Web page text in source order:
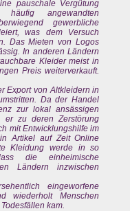
pauschale Vergütung
angewandten
gewerbliche
was dem Versuch
Das Mieten von Logos
In anderen Ländern
Kleider meist in
Preis weiterverkauft.
Export von Altkleidern in
Da der Handel
zur lokal ansässigen
er zu deren Zerstörung
mit Entwicklungshilfe im
Artikel auf Zeit Online
Kleidung werde in so
die einheimische
Ländern inzwischen
eingeworfene
wiederholt Menschen
kam.